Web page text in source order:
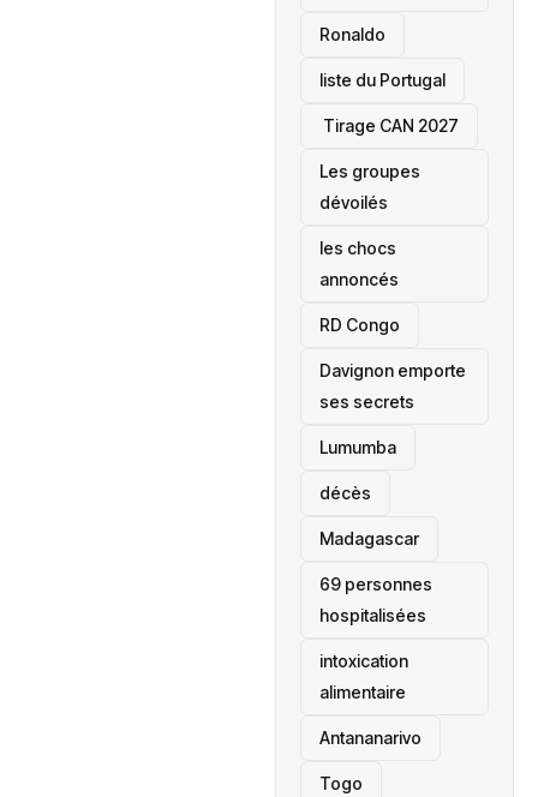
Ronaldo
liste du Portugal
‎ Tirage CAN 2027
Les groupes
dévoilés
les chocs
annoncés
‎RD Congo
Davignon emporte
ses secrets
Lumumba
décès
‎Madagascar
69 personnes
hospitalisées
intoxication
alimentaire
Antananarivo
‎Togo